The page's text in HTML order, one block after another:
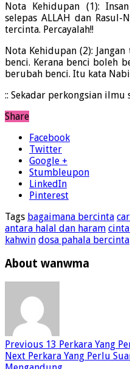
Nota Kehidupan (1):
selepas ALLAH dan
tercinta. Percayalah!!
Nota Kehidupan (2):
benci. Kerana benci boleh
berubah benci. Itu kata
:: Sekadar perkongsian ilmu
Share
Facebook
Twitter
Google +
Stumbleupon
LinkedIn
Pinterest
Tags bagaimana bercinta
antara halal dan haram
kahwin dosa pahala bercinta
About wanwma
Previous 13 Perkara Yang
Next Perkara Yang Perlu